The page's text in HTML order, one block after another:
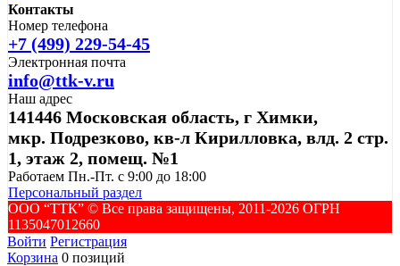
Контакты
Номер телефона
+7 (499) 229-54-45
Электронная почта
info@ttk-v.ru
Наш адрес
141446 Московская область, г Химки,
мкр. Подрезково, кв-л Кирилловка, влд. 2 стр.
1, этаж 2, помещ. №1
Работаем Пн.-Пт. с 9:00 до 18:00
Персональный раздел
ООО “ТТК” ©️ Все права защищены, 2011-2026 ОГРН
1135047012660
Войти Регистрация
Корзина 0 позиций